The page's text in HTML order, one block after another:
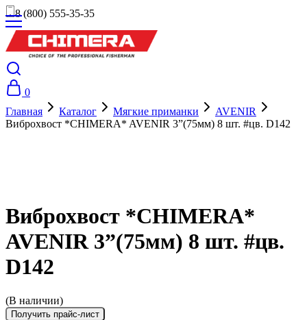
8 (800) 555-35-35
0
Главная
Каталог Мягкие приманки
AVENIR
Виброхвост *CHIMERA* AVENIR 3”(75мм) 8 шт. #цв. D142
Виброхвост *CHIMERA*
AVENIR 3”(75мм) 8 шт. #цв.
D142
(В наличии)
Получить прайс-лист